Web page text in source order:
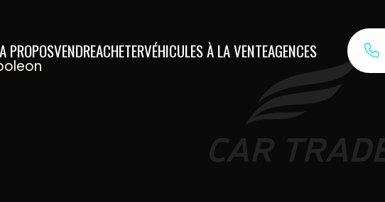
A PROPOSVENDREACHETERVÉHICULES À LA VENTEAGENCES